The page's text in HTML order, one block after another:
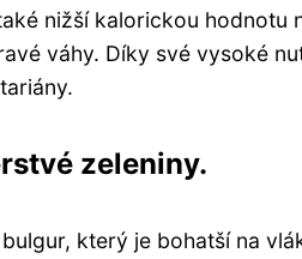
nižší kalorickou hodnotu
váhy. Díky své vysoké
zeleniny.
který je bohatší na